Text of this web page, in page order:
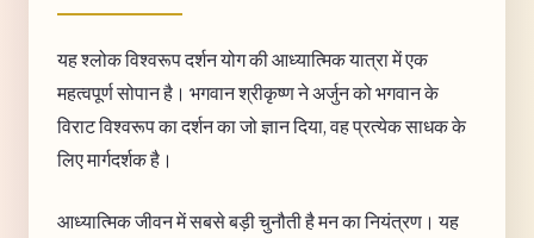
यह श्लोक विश्वरूप दर्शन योग की आध्यात्मिक यात्रा में एक
महत्वपूर्ण सोपान है। भगवान श्रीकृष्ण ने अर्जुन को भगवान के
विराट विश्वरूप का दर्शन का जो ज्ञान दिया, वह प्रत्येक साधक के
लिए मार्गदर्शक है।
आध्यात्मिक जीवन में सबसे बड़ी चुनौती है मन का नियंत्रण। यह